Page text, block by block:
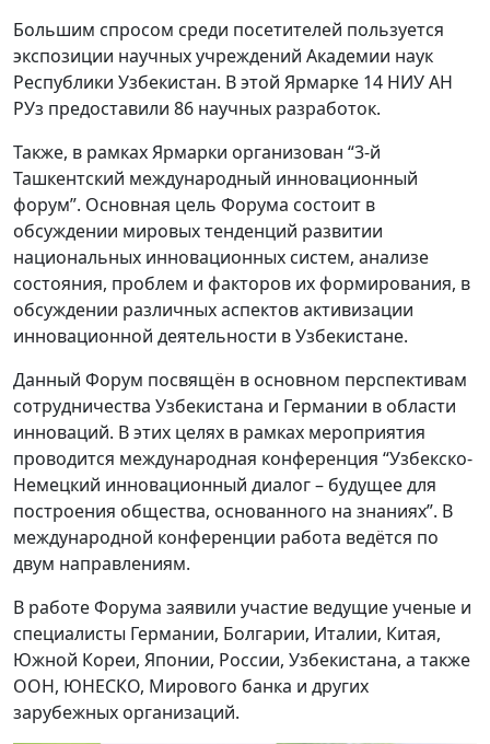
Большим спросом среди посетителей пользуется
экспозиции научных учреждений Академии наук
Республики Узбекистан. В этой Ярмарке 14 НИУ АН
РУз предоставили 86 научных разработок.
Также, в рамках Ярмарки организован “3-й
Ташкентский международный инновационный
форум”. Основная цель Форума состоит в
обсуждении мировых тенденций развитии
национальных инновационных систем, анализе
состояния, проблем и факторов их формирования, в
обсуждении различных аспектов активизации
инновационной деятельности в Узбекистане.
Данный Форум посвящён в основном перспективам
сотрудничества Узбекистана и Германии в области
инноваций. В этих целях в рамках мероприятия
проводится международная конференция “Узбекско-
Немецкий инновационный диалог – будущее для
построения общества, основанного на знаниях”. В
международной конференции работа ведётся по
двум направлениям.
В работе Форума заявили участие ведущие ученые и
специалисты Германии, Болгарии, Италии, Китая,
Южной Кореи, Японии, России, Узбекистана, а также
ООН, ЮНЕСКО, Мирового банка и других
зарубежных организаций.